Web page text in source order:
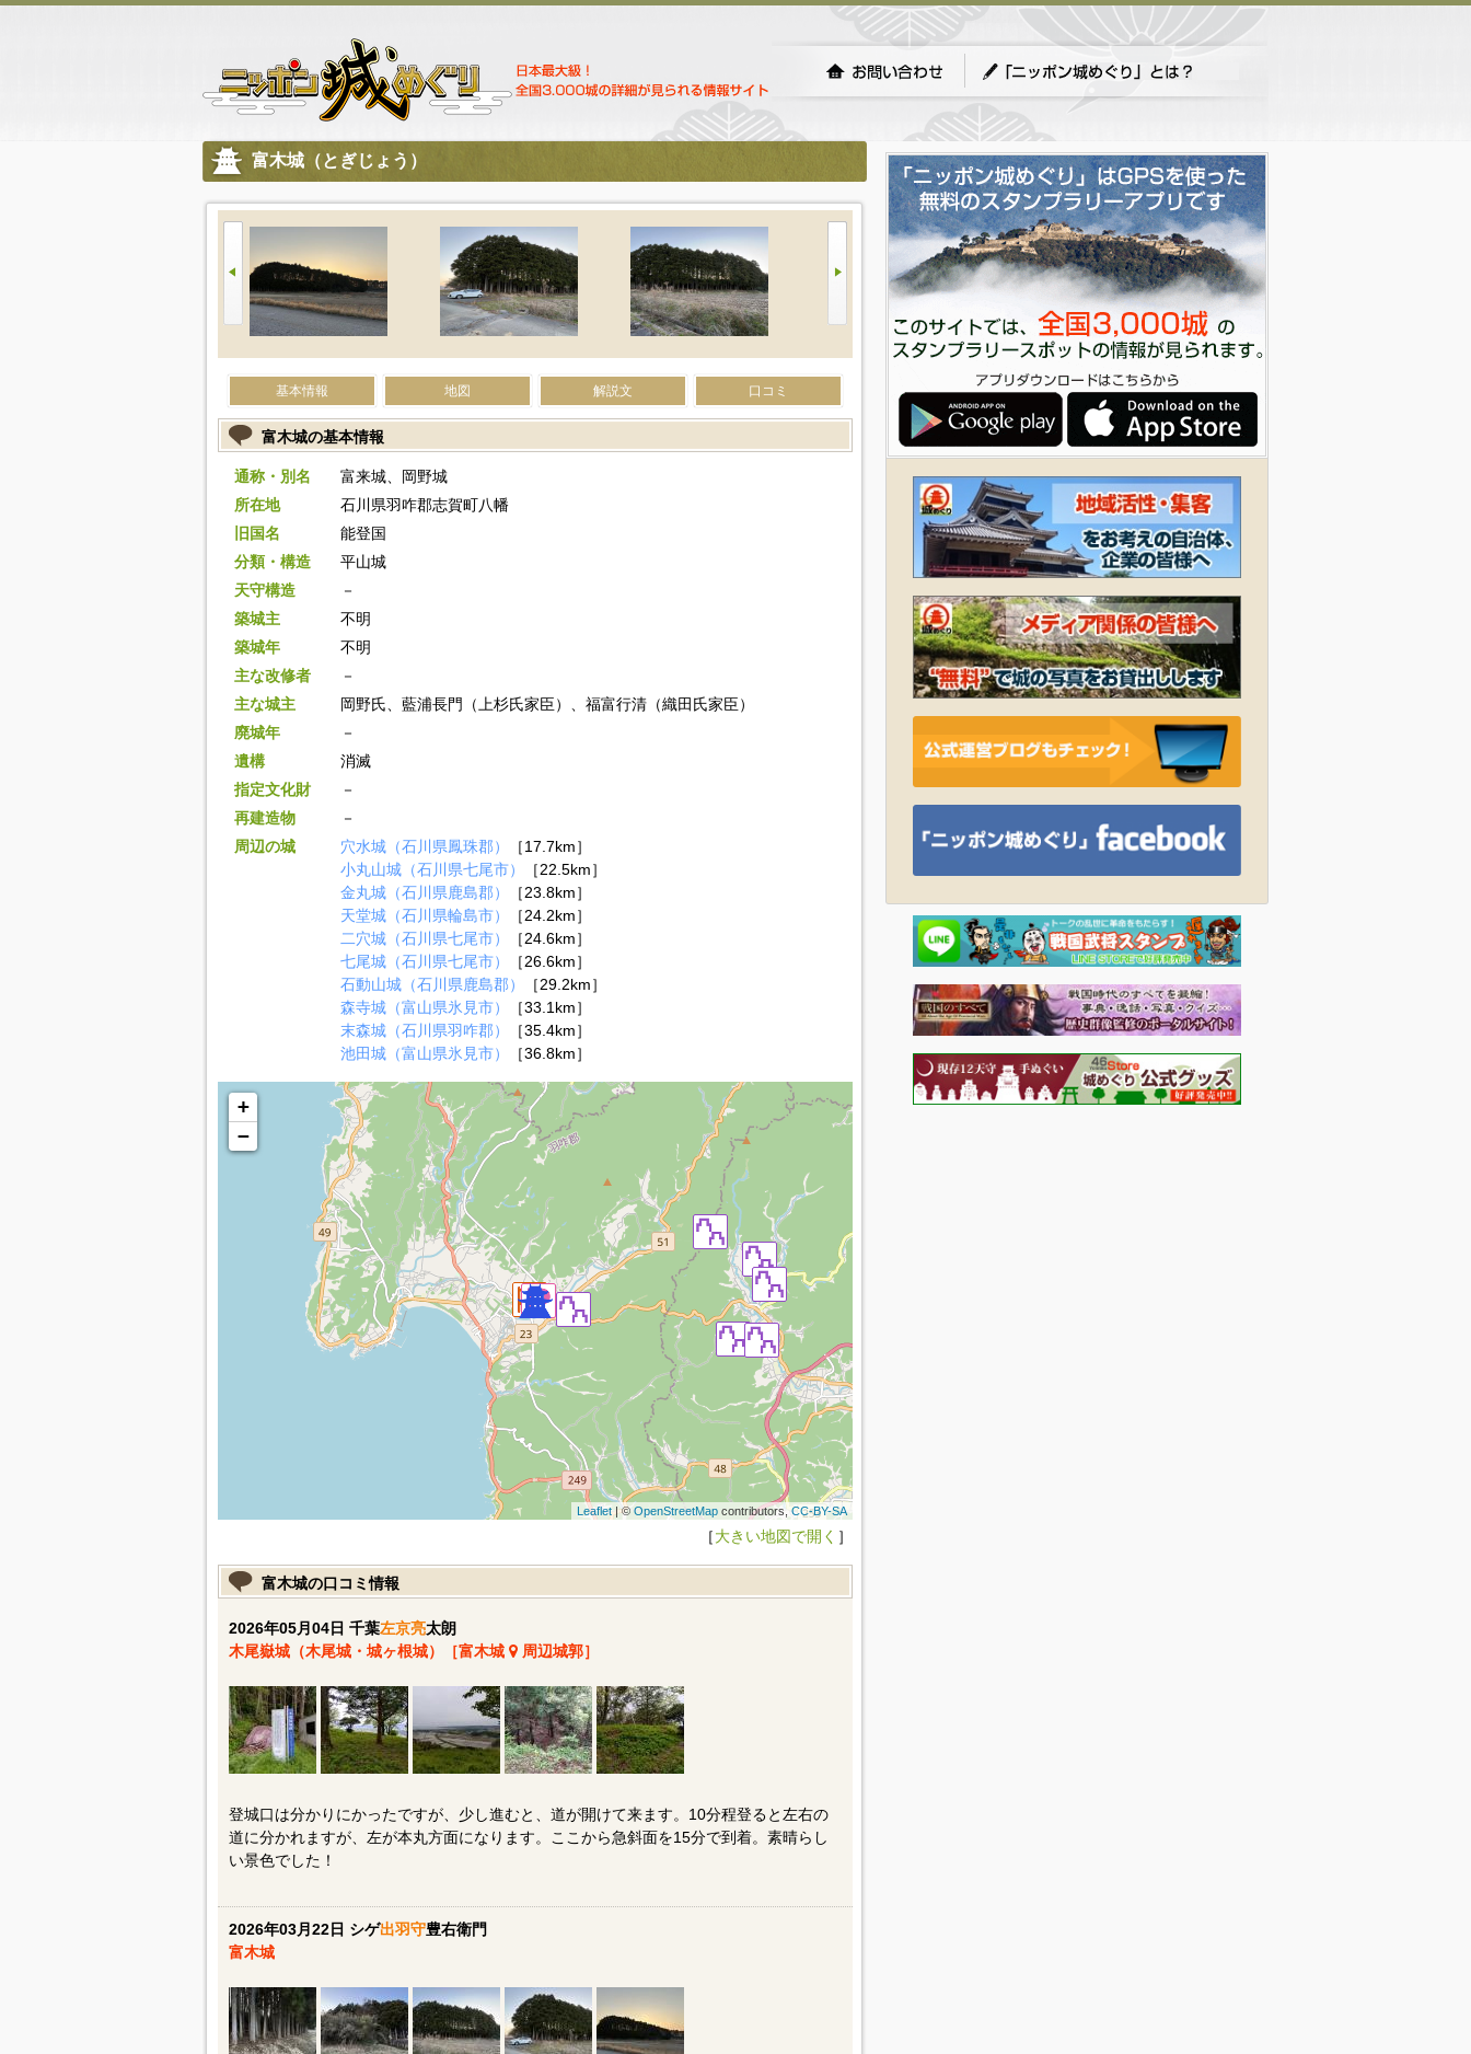
富木城（とぎじょう）
基本情報 地図 解説文 口コミ
富木城の基本情報
通称・別名
富来城、岡野城
所在地
石川県羽咋郡志賀町八幡
旧国名
能登国
分類・構造
平山城
天守構造
－
築城主
不明
築城年
不明
主な改修者
－
主な城主
岡野氏、藍浦長門（上杉氏家臣）、福富行清（織田氏家臣）
廃城年
－
遺構
消滅
指定文化財
－
再建造物
－
周辺の城
穴水城（石川県鳳珠郡）
［17.7km］
小丸山城（石川県七尾市）
［22.5km］
金丸城（石川県鹿島郡）
［23.8km］
天堂城（石川県輪島市）
［24.2km］
二穴城（石川県七尾市）
［24.6km］
七尾城（石川県七尾市）
［26.6km］
石動山城（石川県鹿島郡）
［29.2km］
森寺城（富山県氷見市）
［33.1km］
末森城（石川県羽咋郡）
［35.4km］
池田城（富山県氷見市）
［36.8km］
+
−
Leaflet| © OpenStreetMapcontributors,CC-BY-SA
［大きい地図で開く ］
富木城の口コミ情報
2026年05月04日 千葉左京亮太朗
木尾嶽城（木尾城・城ヶ根城）［富木城
周辺城郭］
登城口は分かりにかったですが、少し進むと、道が開けて来ます。10分程登ると左右の
道に分かれますが、左が本丸方面になります。ここから急斜面を15分で到着。素晴らし
い景色でした！
2026年03月22日 シゲ出羽守豊右衛門
富木城